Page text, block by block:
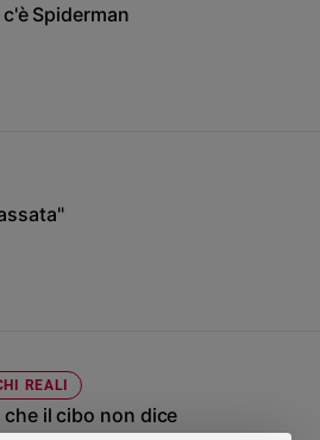
Spiderman
REALI
il cibo non dice